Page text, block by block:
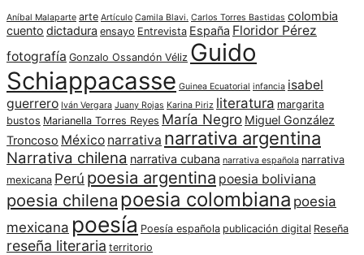
Aníbal Malaparte arte Artículo Camila Blavi. Carlos Torres Bastidas colombia
cuento dictadura ensayo Entrevista España Floridor Pérez
fotografía Gonzalo Ossandón Véliz Guido
Schiappacasse Guinea Ecuatorial infancia isabel
guerrero Iván Vergara Juany Rojas Karina Piriz literatura margarita
bustos Marianella Torres Reyes María Negro Miguel González
Troncoso México narrativa narrativa argentina
Narrativa chilena narrativa cubana narrativa española narrativa
mexicana Perú poesia argentina poesia boliviana
poesia chilena poesia colombiana poesia
mexicana poesía Poesía española publicación digital Reseña
reseña literaria territorio